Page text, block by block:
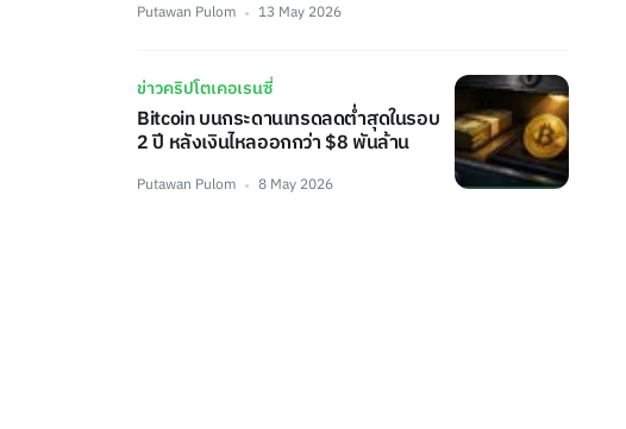
Putawan Pulom 13 May 2026
ข่าวคริปโตเคอเรนซี่
Bitcoin บนกระดานเทรดลดต่ำสุดในรอบ
2 ปี หลังเงินไหลออกกว่า $8 พันล้าน
Putawan Pulom 8 May 2026